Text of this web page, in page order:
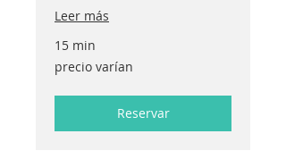
Leer más
15 min
varían
precio varían
Reservar